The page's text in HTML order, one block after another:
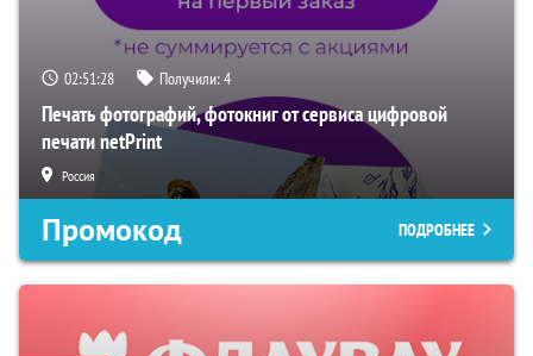
02:51:27 Получили:4
Печать фотографий, фотокниг от сервиса цифровой
печати netPrint
Россия
Промокод ПОДРОБНЕЕ